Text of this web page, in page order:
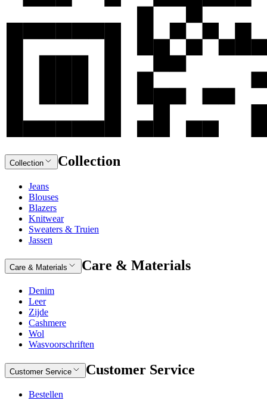
Collection Collection
Jeans
Blouses
Blazers
Knitwear
Sweaters & Truien
Jassen
Care & Materials Care & Materials
Denim
Leer
Zijde
Cashmere
Wol
Wasvoorschriften
Customer Service Customer Service
Bestellen